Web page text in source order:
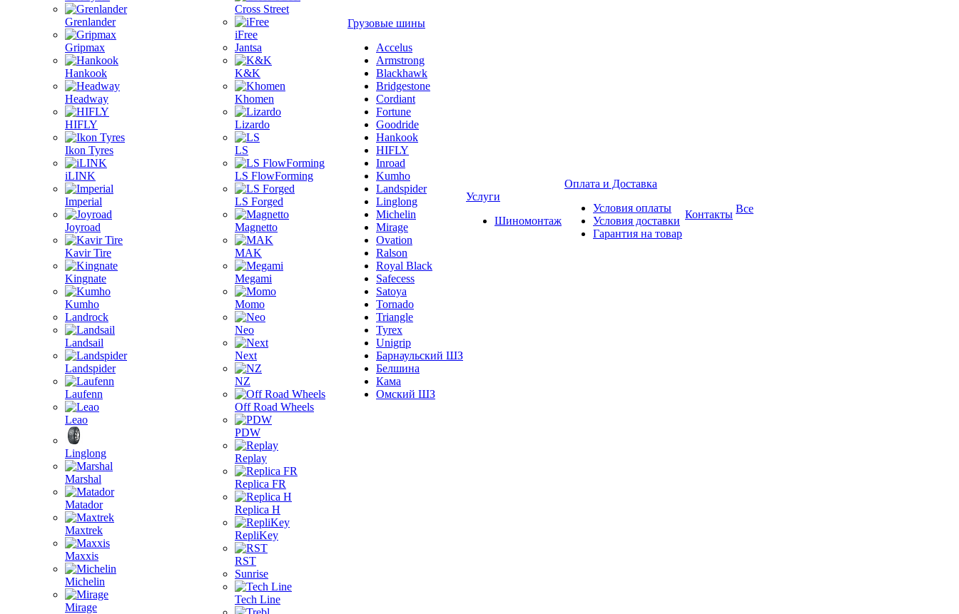
Grenlander
Gripmax
Hankook
Headway
HIFLY
Ikon Tyres
iLINK
Imperial
Joyroad
Kavir Tire
Kingnate
Kumho
Landrock
Landsail
Landspider
Laufenn
Leao
Linglong
Marshal
Matador
Maxtrek
Maxxis
Michelin
Mirage
Cross Street
iFree
Jantsa
K&K
Khomen
Lizardo
LS
LS FlowForming
LS Forged
Magnetto
MAK
Megami
Momo
Neo
Next
NZ
Off Road Wheels
PDW
Replay
Replica FR
Replica H
RepliKey
RST
Sunrise
Tech Line
Грузовые шины
Accelus
Armstrong
Blackhawk
Bridgestone
Cordiant
Fortune
Goodride
Hankook
HIFLY
Inroad
Kumho
Landspider
Linglong
Michelin
Mirage
Ovation
Ralson
Royal Black
Safecess
Satoya
Tornado
Triangle
Tyrex
Unigrip
Барнаульский ШЗ
Белшина
Кама
Омский ШЗ
Услуги
Шиномонтаж
Оплата и Доставка
Условия оплаты
Условия доставки
Гарантия на товар
Контакты Все